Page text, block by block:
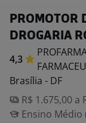
PROMOTOR
DROGARIA
4,3
Brasília - DF
R$ 1.675,00 a
Ensino Médio